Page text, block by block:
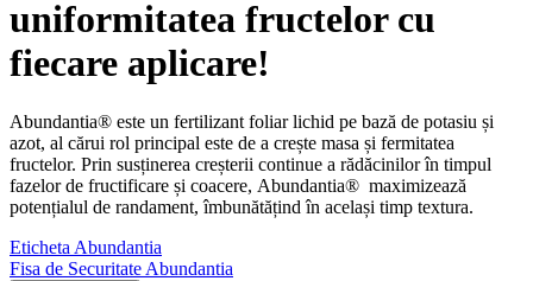
uniformitatea fructelor cu
fiecare aplicare!
Abundantia® este un fertilizant foliar lichid pe bază de potasiu și
azot, al cărui rol principal este de a crește masa și fermitatea
fructelor. Prin susținerea creșterii continue a rădăcinilor în timpul
fazelor de fructificare și coacere, Abundantia® maximizează
potențialul de randament, îmbunătățind în același timp textura.
Eticheta Abundantia
Fisa de Securitate Abundantia